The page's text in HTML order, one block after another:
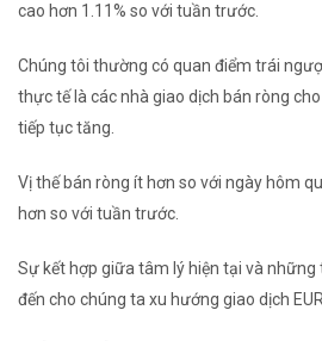
cao hơn 1.11% so với tuần trước.
Chúng tôi thường có quan điểm trái
thực tế là các nhà giao dịch bán ròng
tiếp tục tăng.
Vị thế bán ròng ít hơn so với ngày hôm
hơn so với tuần trước.
Sự kết hợp giữa tâm lý hiện tại và
đến cho chúng taxu hướng giao dịch